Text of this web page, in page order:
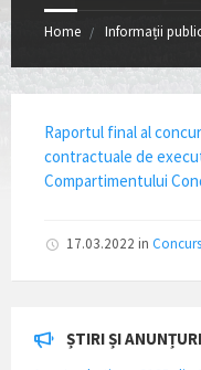
Home Informații
Raportul final al
contractuale de
Compartimentului
17.03.2022 in
ȘTIRI ȘI ANUNȚURI